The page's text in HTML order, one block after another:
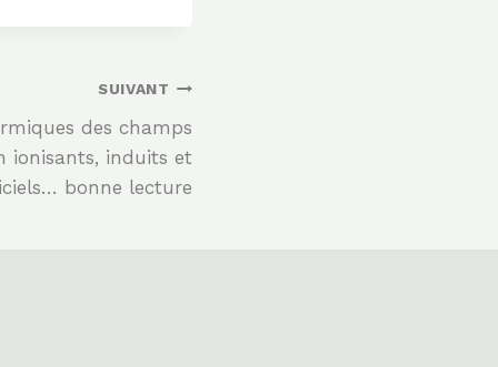
SUIVANT
des champs
ionisants, induits et
bonne lecture